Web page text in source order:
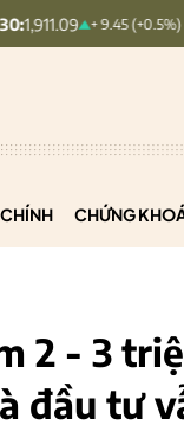
+ 9.45 (+0.5%)
CHỨNG
2 - 3
đầu tư